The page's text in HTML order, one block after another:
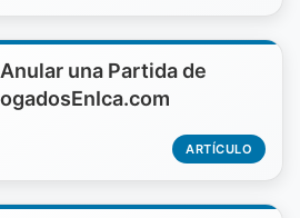
una Partida de
ARTÍCULO